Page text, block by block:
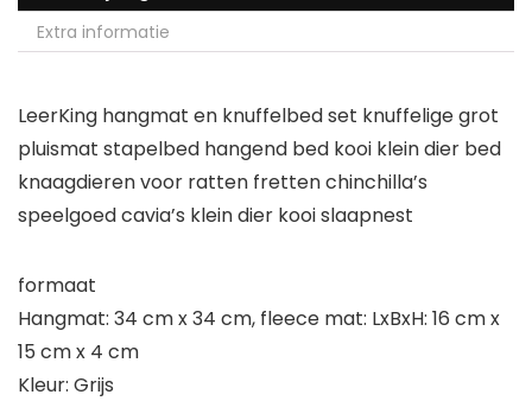
Extra informatie
LeerKing hangmat en knuffelbed set knuffelige grot
pluismat stapelbed hangend bed kooi klein dier bed
knaagdieren voor ratten fretten chinchilla’s
speelgoed cavia’s klein dier kooi slaapnest
formaat
Hangmat: 34 cm x 34 cm, fleece mat: LxBxH: 16 cm x
15 cm x 4 cm
Kleur: Grijs